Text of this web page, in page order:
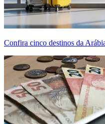
Confira cinco destinos da